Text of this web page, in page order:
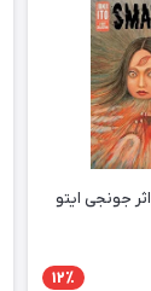
مانگا Smashed اثر جونجی ایتو
12٪